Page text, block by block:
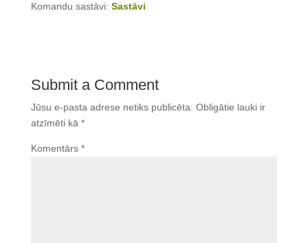
Komandu sastāvi: Sastāvi
Submit a Comment
Jūsu e-pasta adrese netiks publicēta. Obligātie lauki ir
atzīmēti kā *
Komentārs *